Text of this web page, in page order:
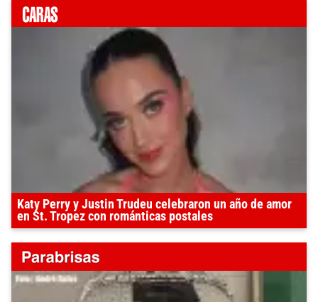
Katy Perry y Justin Trudeu celebraron un año de amor
en St. Tropez con románticas postales